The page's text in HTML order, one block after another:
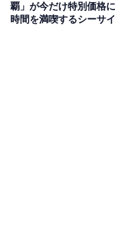
覇」が今だけ特別価格
時間を満喫するシーサ